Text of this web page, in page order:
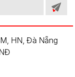
HN, Đà Nẵng